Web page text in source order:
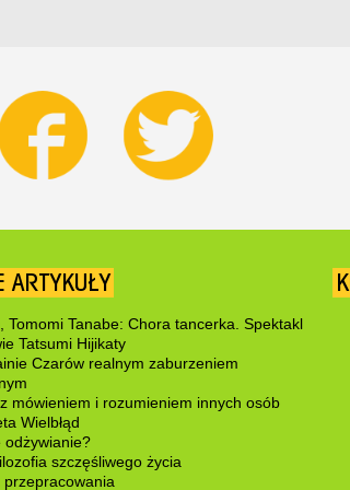
ARTYKUŁY
Tomomi Tanabe: Chora tancerka. Spektakl
Tatsumi Hijikaty
Czarów realnym zaburzeniem
mówieniem i rozumieniem innych osób
Wielbłąd
odżywianie?
szczęśliwego życia
przepracowania